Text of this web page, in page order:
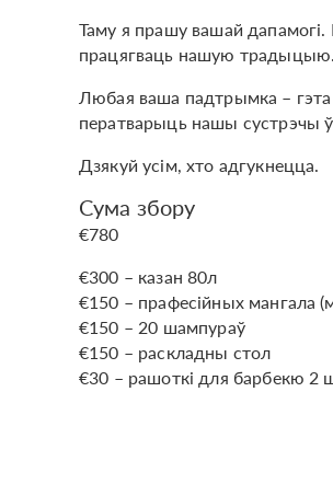
Таму я прашу вашай
працягваць нашую традыцыю.
Любая ваша падтрымка – гэта
ператварыць нашы сустрэчы ў
Дзякуй усім, хто адгукнецца.
Сума збору
€780
€300 – казан 80л
€150 – прафесійных мангала
€150 – 20 шампураў
€150 – раскладны стол
€30 – рашоткі для барбекю 2